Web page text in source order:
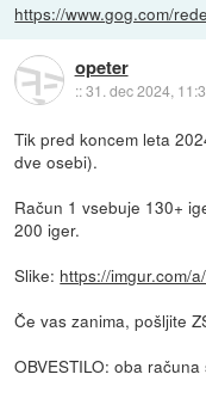
https://www.gog.com/
opeter
::31. dec 2024,
Tik pred koncem leta
dve osebi).
Račun 1 vsebuje 130+
200 iger.
Slike: https://imgur.com/
Če vas zanima, pošljite
OBVESTILO: oba